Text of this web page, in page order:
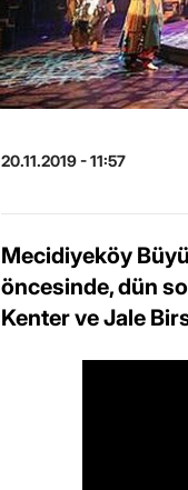
20.11.2019 - 11:57
Mecidiyeköy
öncesinde, dün
Kenter ve Jale